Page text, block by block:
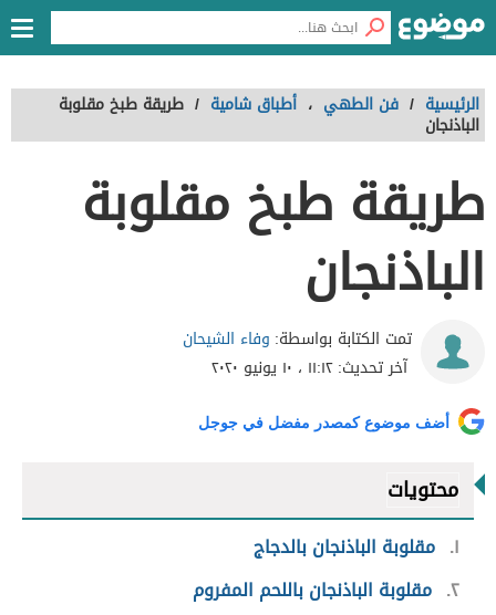
الرئيسية / فن الطهي ، أطباق شامية / طريقة طبخ مقلوبة
الباذنجان
طريقة طبخ مقلوبة
الباذنجان
تمت الكتابة بواسطة: وفاء الشيحان
آخر تحديث:١١:١٢ ، ١٠ يونيو ٢٠٢٠
أضف موضوع كمصدر مفضل في جوجل
محتويات
١ مقلوبة الباذنجان بالدجاج
٢ مقلوبة الباذنجان باللحم المفروم